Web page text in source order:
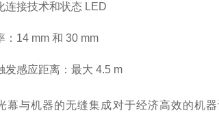
连接技术和状态 LED
：14 mm 和 30 mm
发感应距离：最大 4.5 m
幕与机器的无缝集成对于经济高效的机